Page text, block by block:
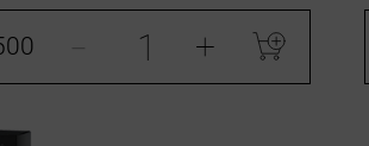
+